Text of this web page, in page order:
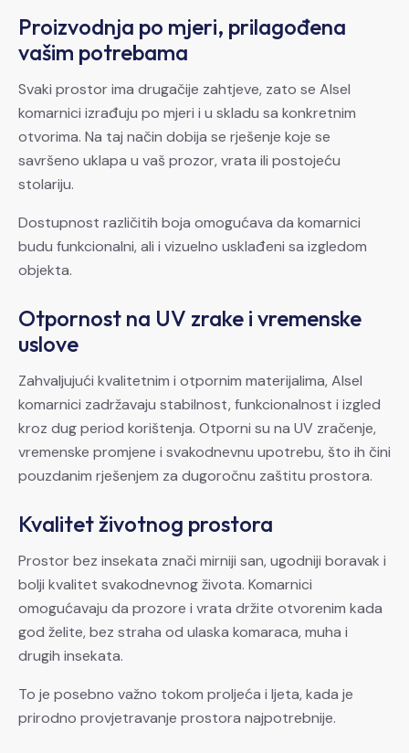
Proizvodnja po mjeri, prilagođena
vašim potrebama
Svaki prostor ima drugačije zahtjeve, zato se Alsel
komarnici izrađuju po mjeri i u skladu sa konkretnim
otvorima. Na taj način dobija se rješenje koje se
savršeno uklapa u vaš prozor, vrata ili postojeću
stolariju.
Dostupnost različitih boja omogućava da komarnici
budu funkcionalni, ali i vizuelno usklađeni sa izgledom
objekta.
Otpornost na UV zrake i vremenske
uslove
Zahvaljujući kvalitetnim i otpornim materijalima, Alsel
komarnici zadržavaju stabilnost, funkcionalnost i izgled
kroz dug period korištenja. Otporni su na UV zračenje,
vremenske promjene i svakodnevnu upotrebu, što ih čini
pouzdanim rješenjem za dugoročnu zaštitu prostora.
Kvalitet životnog prostora
Prostor bez insekata znači mirniji san, ugodniji boravak i
bolji kvalitet svakodnevnog života. Komarnici
omogućavaju da prozore i vrata držite otvorenim kada
god želite, bez straha od ulaska komaraca, muha i
drugih insekata.
To je posebno važno tokom proljeća i ljeta, kada je
prirodno provjetravanje prostora najpotrebnije.